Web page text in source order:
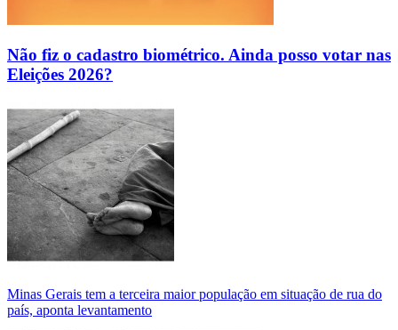
Não fiz o cadastro biométrico. Ainda posso votar nas
Eleições 2026?
Minas Gerais tem a terceira maior população em situação de rua do
país, aponta levantamento